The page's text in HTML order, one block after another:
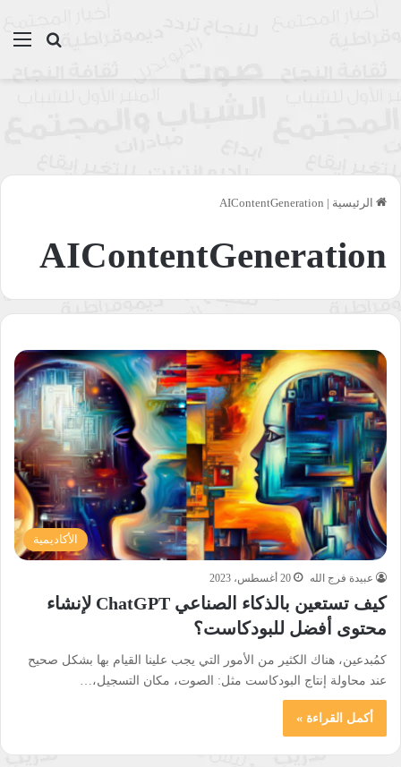
بحث
الرئيسية |
AIContentGeneration
AIContentGeneration
الأكاديمية
عبيدة فرج الله 20 أغسطس، 2023
كيف تستعين بالذكاء الصناعي ChatGPT لإنشاء
محتوى أفضل للبودكاست؟
كمُبدعين، هناك الكثير من الأمور التي يجب علينا القيام بها بشكل صحيح
عند محاولة إنتاج البودكاست مثل: الصوت، مكان التسجيل،…
أكمل القراءة »